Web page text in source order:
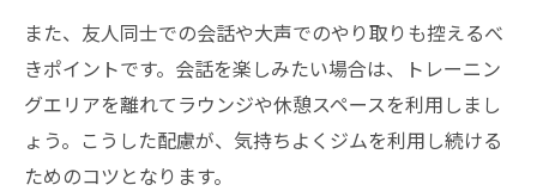
また、友人同士での会話や大声でのやり取りも控えるべ
きポイントです。会話を楽しみたい場合は、トレーニン
グエリアを離れてラウンジや休憩スペースを利用しまし
ょう。こうした配慮が、気持ちよくジムを利用し続ける
ためのコツとなります。